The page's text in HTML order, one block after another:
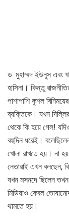
ড. মুহাম্মদ ইউনূস এবং
হাসিনা। কিন্তু
পাশাপাশি কুশল
ব্যক্তিকে। যখন
থেকে কি হয়ে গেল!
বহুদিন ধরেই।
খোলা রাখতে হয়। না
নেতারাই এখন বলছেন,
যখন মসনদে ছিলেন
মিডিয়াও কেবল
থামতে হয়।